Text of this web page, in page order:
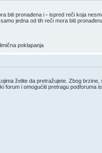
biti pronađena i - ispred reči koja
jedna od tih reči mora biti
poklapanja
želite da pretražujete. Zbog
forum i omogućiti pretragu podforuma